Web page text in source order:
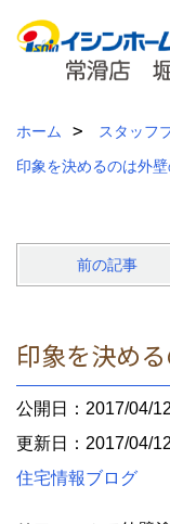
ホーム
スタッフ
印象を決めるのは外
前の記事
印象を決め
公開日：2017/04/
更新日：2017/04/
住宅情報ブログ